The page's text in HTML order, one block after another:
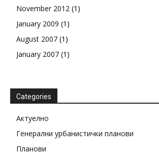
November 2012 (1)
January 2009 (1)
August 2007 (1)
January 2007 (1)
Categories
Актуелно
Генерални урбанистички планови
Планови